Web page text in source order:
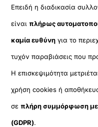
Επειδή η διαδικασία
είναιπλήρως
καμία ευθύνη για το
τυχόν παραβιάσεις που
Η επισκεψιμότητα
χρήση cookies ή
σεπλήρη συμμόρφωση με
(GDPR).